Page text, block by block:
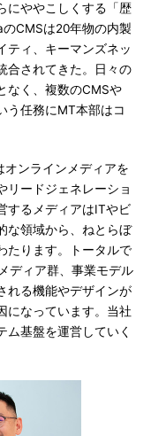
にややこしくする「歴
CMSは20年物の内製
ティ、キーマンズネッ
合されてきた。日々の
なく、複数のCMSや
う任務にMT本部はコ
ンラインメディアを
リードジェネレーショ
するメディアはITやビ
な領域から、ねとらぼ
たります。トータルで
ディア群、事業モデル
れる機能やデザインが
になっています。当社
ム基盤を運営していく